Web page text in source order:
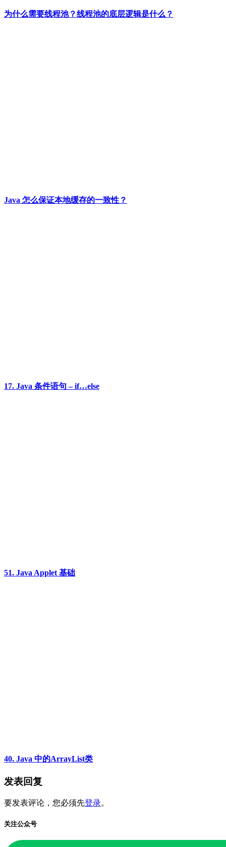
为什么需要线程池？线程池的底层逻辑是什么？
Java 怎么保证本地缓存的一致性？
17. Java 条件语句 – if…else
51. Java Applet 基础
40. Java 中的ArrayList类
发表回复
要发表评论，您必须先登录。
关注公众号